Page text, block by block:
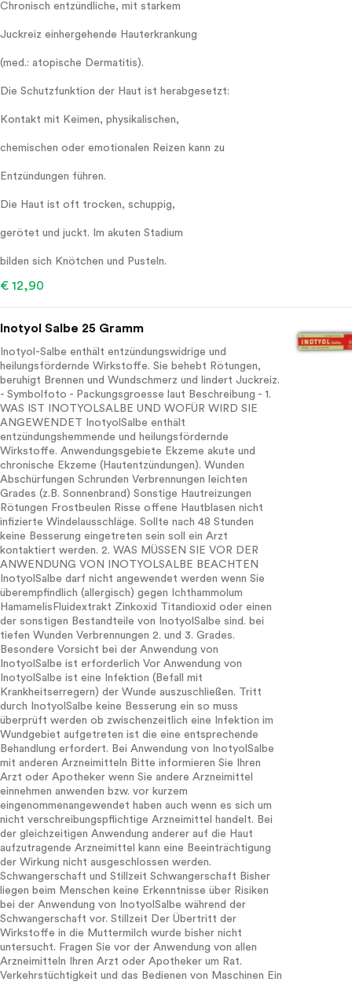
Chronisch entzündliche, mit starkem
Juckreiz einhergehende Hauterkrankung
(med.: atopische Dermatitis).
Die Schutzfunktion der Haut ist herabgesetzt:
Kontakt mit Keimen, physikalischen,
chemischen oder emotionalen Reizen kann zu
Entzündungen führen.
Die Haut ist oft trocken, schuppig,
gerötet und juckt. Im akuten Stadium
bilden sich Knötchen und Pusteln.
€ 12,90
Inotyol Salbe 25 Gramm
Inotyol-Salbe enthält entzündungswidrige und
heilungsfördernde Wirkstoffe. Sie behebt Rötungen,
beruhigt Brennen und Wundschmerz und lindert Juckreiz.
- Symbolfoto - Packungsgroesse laut Beschreibung - 1.
WAS IST INOTYOLSALBE UND WOFÜR WIRD SIE
ANGEWENDET InotyolSalbe enthält
entzündungshemmende und heilungsfördernde
Wirkstoffe. Anwendungsgebiete Ekzeme akute und
chronische Ekzeme (Hautentzündungen). Wunden
Abschürfungen Schrunden Verbrennungen leichten
Grades (z.B. Sonnenbrand) Sonstige Hautreizungen
Rötungen Frostbeulen Risse offene Hautblasen nicht
infizierte Windelausschläge. Sollte nach 48 Stunden
keine Besserung eingetreten sein soll ein Arzt
kontaktiert werden. 2. WAS MÜSSEN SIE VOR DER
ANWENDUNG VON INOTYOLSALBE BEACHTEN
InotyolSalbe darf nicht angewendet werden wenn Sie
überempfindlich (allergisch) gegen Ichthammolum
HamamelisFluidextrakt Zinkoxid Titandioxid oder einen
der sonstigen Bestandteile von InotyolSalbe sind. bei
tiefen Wunden Verbrennungen 2. und 3. Grades.
Besondere Vorsicht bei der Anwendung von
InotyolSalbe ist erforderlich Vor Anwendung von
InotyolSalbe ist eine Infektion (Befall mit
Krankheitserregern) der Wunde auszuschließen. Tritt
durch InotyolSalbe keine Besserung ein so muss
überprüft werden ob zwischenzeitlich eine Infektion im
Wundgebiet aufgetreten ist die eine entsprechende
Behandlung erfordert. Bei Anwendung von InotyolSalbe
mit anderen Arzneimitteln Bitte informieren Sie Ihren
Arzt oder Apotheker wenn Sie andere Arzneimittel
einnehmen anwenden bzw. vor kurzem
eingenommenangewendet haben auch wenn es sich um
nicht verschreibungspflichtige Arzneimittel handelt. Bei
der gleichzeitigen Anwendung anderer auf die Haut
aufzutragende Arzneimittel kann eine Beeinträchtigung
der Wirkung nicht ausgeschlossen werden.
Schwangerschaft und Stillzeit Schwangerschaft Bisher
liegen beim Menschen keine Erkenntnisse über Risiken
bei der Anwendung von InotyolSalbe während der
Schwangerschaft vor. Stillzeit Der Übertritt der
Wirkstoffe in die Muttermilch wurde bisher nicht
untersucht. Fragen Sie vor der Anwendung von allen
Arzneimitteln Ihren Arzt oder Apotheker um Rat.
Verkehrstüchtigkeit und das Bedienen von Maschinen Ein